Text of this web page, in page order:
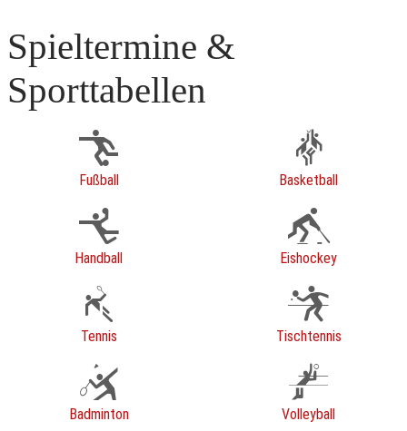
Spieltermine &
Sporttabellen
Fußball Basketball
Handball Eishockey
Tennis Tischtennis
Badminton Volleyball